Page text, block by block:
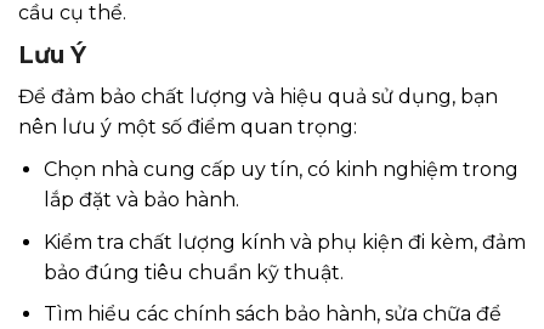
cầu cụ thể.
Lưu Ý
Để đảm bảo chất lượng và hiệu quả sử dụng, bạn
nên lưu ý một số điểm quan trọng:
Chọn nhà cung cấp uy tín, có kinh nghiệm trong
lắp đặt và bảo hành.
Kiểm tra chất lượng kính và phụ kiện đi kèm, đảm
bảo đúng tiêu chuẩn kỹ thuật.
Tìm hiểu các chính sách bảo hành, sửa chữa để